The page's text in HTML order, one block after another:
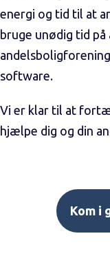
energi og tid til at
bruge unødig tid
software.
Vi er klar til at
hjælpe dig og din
Kom i